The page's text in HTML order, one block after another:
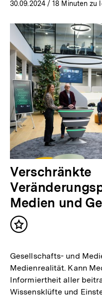
30.09.2024/ 18 Minuten zu
Verschränkte
Medien und
Inhalt
Gesellschafts- und
Medienrealität. Kann
Informiertheit aller
Wissensklüfte und